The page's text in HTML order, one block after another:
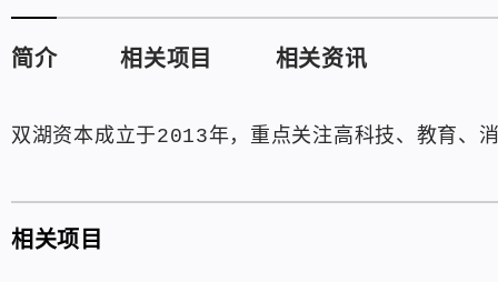
简介 相关项目 相关资讯
双湖资本成立于2013年，重点关注高科技、教育、
相关项目